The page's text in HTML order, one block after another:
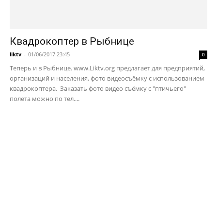
Квадрокоптер в Рыбнице
liktv - 01/06/2017 23:45 0
Теперь и в Рыбнице. www.Liktv.org предлагает для предприятий,
организаций и населения, фото видеосъёмку с использованием
квадрокоптера. Заказать фото видео съёмку с "птичьего"
полета можно по тел....